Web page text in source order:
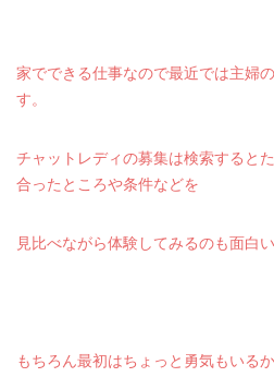
家でできる仕事なので最近では主婦
す。
チャットレディの募集は検索すると
合ったところや条件などを
見比べながら体験してみるのも面白
もちろん最初はちょっと勇気もいるか